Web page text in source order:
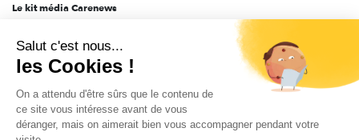
Le kit média Carenews
AEF info
Novethic
PRODURABLE
Inclusiv Day
Salut c'est nous...
les Cookies !
On a attendu d'être sûrs que le contenu de
ce site vous intéresse avant de vous
déranger, mais on aimerait bien vous accompagner pendant votre